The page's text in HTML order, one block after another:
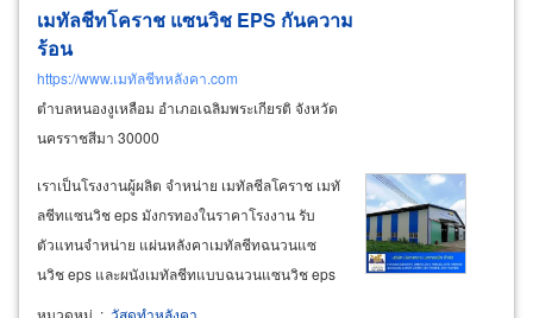
เมทัลชีทโคราช แซนวิช EPS กันความ
ร้อน
https://www.เมทัลชีทหลังคา.com
ตำบลหนองงูเหลือม อำเภอเฉลิมพระเกียรติ จังหวัด
นครราชสีมา 30000
เราเป็นโรงงานผู้ผลิต จำหน่าย เมทัลชีลโคราช เมทั
ลชีทแซนวิช eps มังกรทองในราคาโรงงาน รับ
ตัวแทนจำหน่าย แผ่นหลังคาเมทัลชีทฉนวนแซ
นวิช eps และผนังเมทัลชีทแบบฉนวนแซนวิช eps
หมวดหมู่ : วัสดุทำหลังคา